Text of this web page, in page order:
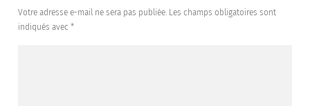
Votre adresse e-mail ne sera pas publiée. Les champs obligatoires sont
indiqués avec *